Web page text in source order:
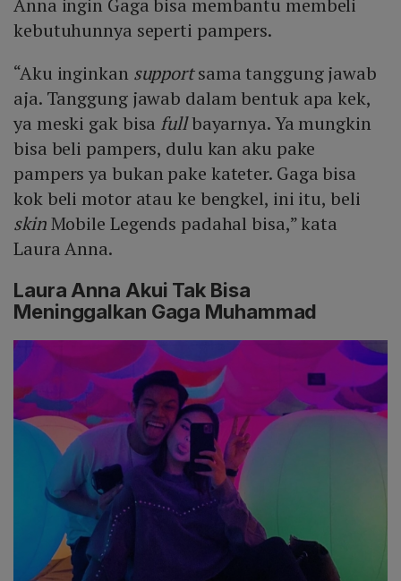
Anna ingin Gaga bisa membantu membeli
kebutuhunnya seperti pampers.
“Aku inginkan supportsama tanggung jawab
aja. Tanggung jawab dalam bentuk apa kek,
ya meski gak bisa fullbayarnya. Ya mungkin
bisa beli pampers, dulu kan aku pake
pampers ya bukan pake kateter. Gaga bisa
kok beli motor atau ke bengkel, ini itu, beli
skinMobile Legends padahal bisa,” kata
Laura Anna.
Laura Anna Akui Tak Bisa
Meninggalkan Gaga Muhammad